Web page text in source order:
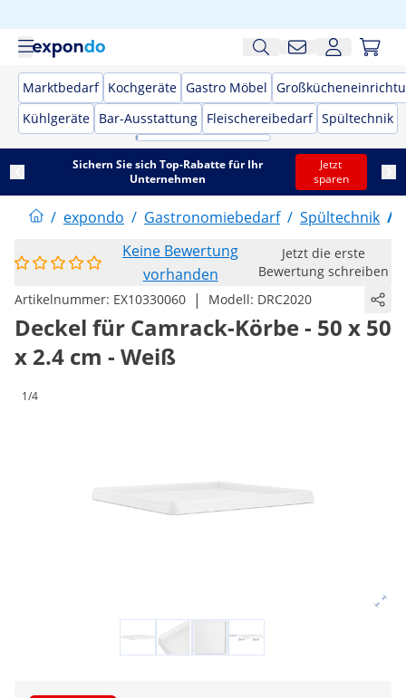
Marktbedarf Kochgeräte Gastro Möbel
Kühlgeräte Bar-Ausstattung Fleischereibedarf Spültechnik
Sichern Sie sich Top-Rabatte für Ihr
Unternehmen
Jetzt
sparen
/ expondo / Gastronomiebedarf / Spültechnik /
Keine Bewertung
vorhanden
Jetzt die erste
Bewertung schreiben
Artikelnummer: EX10330060 | Modell: DRC2020
Deckel für Camrack-Körbe - 50 x 50
x 2.4 cm - Weiß
1/4